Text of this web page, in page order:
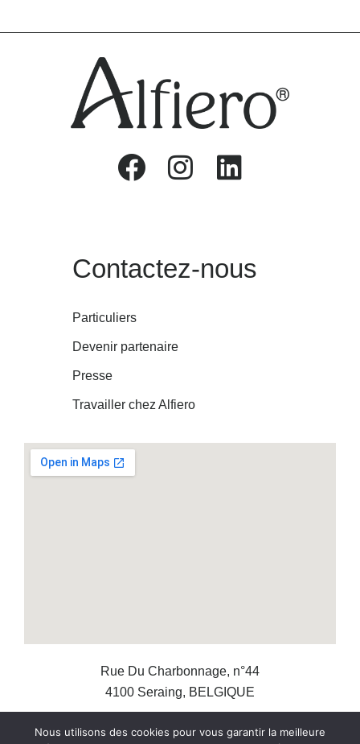
Contactez-nous
Particuliers
Devenir partenaire
Presse
Travailler chez Alfiero
Rue Du Charbonnage, n°44
4100 Seraing, BELGIQUE
Nous utilisons des cookies pour vous garantir la meilleure